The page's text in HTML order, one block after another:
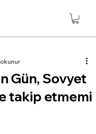
Gün, Sovyet
takip etmemi